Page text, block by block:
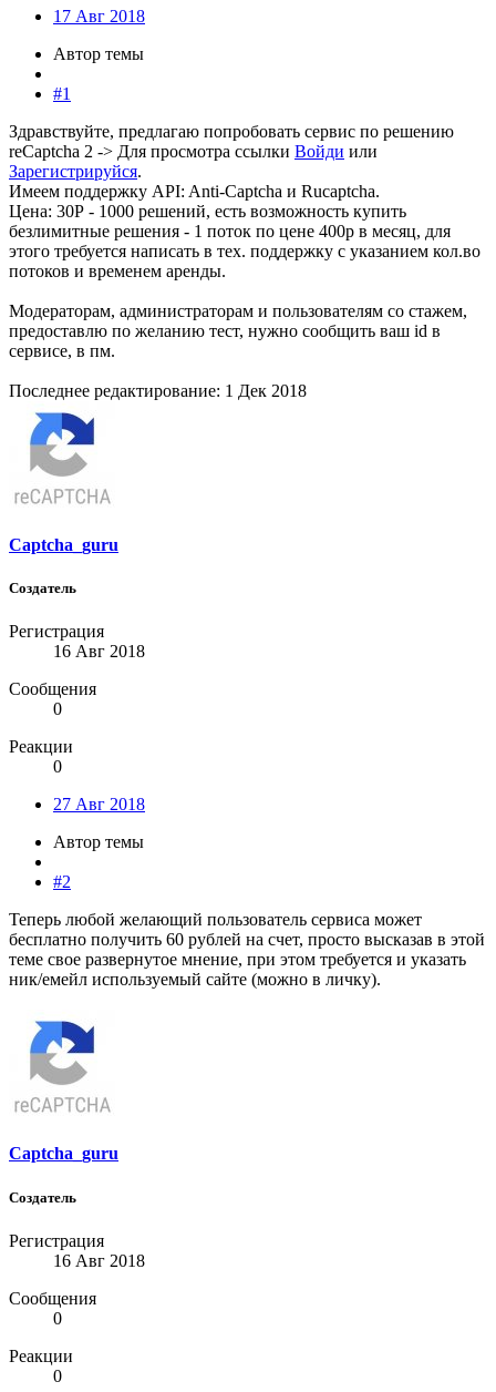
17 Авг 2018
Автор темы
#1
Здравствуйте, предлагаю попробовать сервис по решению
reCaptcha 2 -> Для просмотра ссылки Войди или
Зарегистрируйся.
Имеем поддержку API: Anti-Captcha и Rucaptcha.
Цена: 30Р - 1000 решений, есть возможность купить
безлимитные решения - 1 поток по цене 400р в месяц, для
этого требуется написать в тех. поддержку с указанием кол.во
потоков и временем аренды.
Модераторам, администраторам и пользователям со стажем,
предоставлю по желанию тест, нужно сообщить ваш id в
сервисе, в пм.
Последнее редактирование: 1 Дек 2018
Captcha_guru
Создатель
Регистрация
16 Авг 2018
Сообщения
0
Реакции
0
27 Авг 2018
Автор темы
#2
Теперь любой желающий пользователь сервиса может
бесплатно получить 60 рублей на счет, просто высказав в этой
теме свое развернутое мнение, при этом требуется и указать
ник/емейл используемый сайте (можно в личку).
Captcha_guru
Создатель
Регистрация
16 Авг 2018
Сообщения
0
Реакции
0